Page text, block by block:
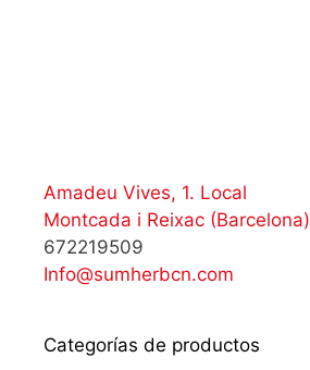
Amadeu Vives, 1. Local
Montcada i Reixac (Barcelona)
672219509
Info@sumherbcn.com
Categorías de productos